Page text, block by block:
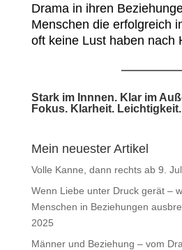
Drama in ihren
Menschen die erfolgreich
oft keine Lust haben nach
Stark im Innnen. Klar im
Fokus. Klarheit. Leichtigkeit.
Mein neuester Artikel
Volle Kanne, dann rechts ab 9.
Wenn Liebe unter Druck gerät –
Menschen in Beziehungen
2025
Männer und Beziehung – vom